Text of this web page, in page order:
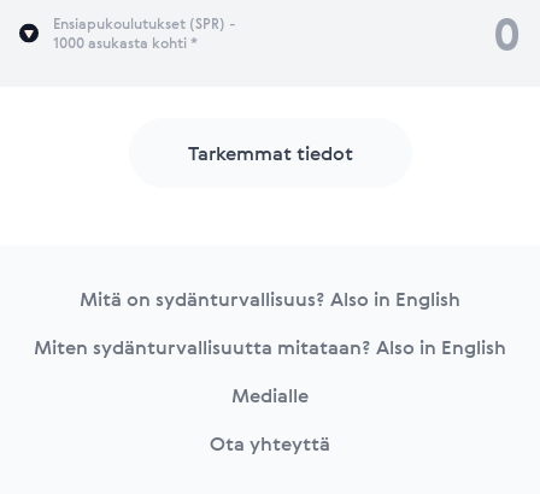
Ensiapukoulutukset (SPR) -
1000 asukasta kohti *
0
Tarkemmat tiedot
Mitä on sydänturvallisuus? Also in English
Miten sydänturvallisuutta mitataan? Also in English
Medialle
Ota yhteyttä